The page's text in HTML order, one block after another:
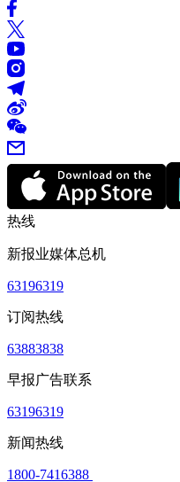
热线
新报业媒体总机
63196319
订阅热线
63883838
早报广告联系
63196319
新闻热线
1800-7416388